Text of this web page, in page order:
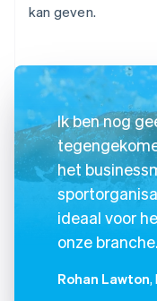
kan geven.
Ik ben nog
het
ideaal voor
onze branche.
Rohan Lawton,